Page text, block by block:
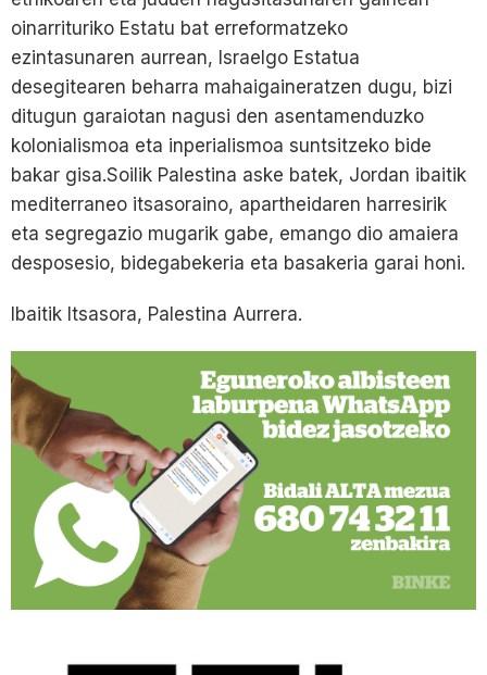
oinarrituriko Estatu bat erreformatzeko
ezintasunaren aurrean, Israelgo Estatua
desegitearen beharra mahaigaineratzen dugu, bizi
ditugun garaiotan nagusi den asentamenduzko
kolonialismoa eta inperialismoa suntsitzeko bide
bakar gisa.Soilik Palestina aske batek, Jordan ibaitik
mediterraneo itsasoraino, apartheidaren harresirik
eta segregazio mugarik gabe, emango dio amaiera
desposesio, bidegabekeria eta basakeria garai honi.
Ibaitik Itsasora, Palestina Aurrera.